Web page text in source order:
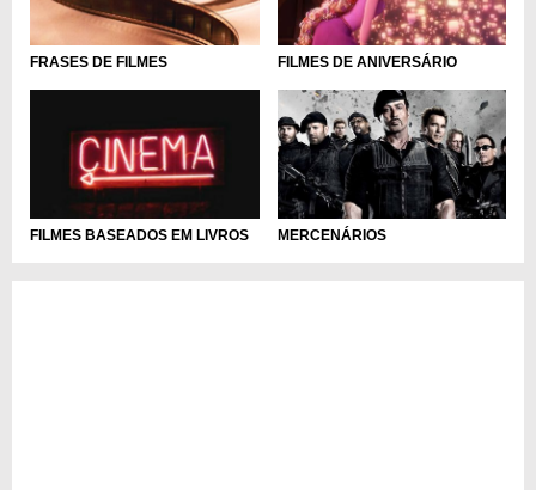
FRASES DE FILMES FILMES DE ANIVERSÁRIO
FILMES BASEADOS EM LIVROS MERCENÁRIOS